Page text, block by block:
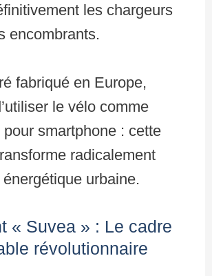
les chargeurs
encombrants.
fabriqué en Europe,
le vélo comme
smartphone : cette
radicalement
énergétique urbaine.
« Suvea » : Le cadre
révolutionnaire